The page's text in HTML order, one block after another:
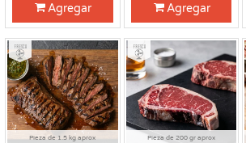
Agregar Agregar
Pieza de 1.5 kg aprox
Fresco
Pieza de 200 gr aprox
Fresco